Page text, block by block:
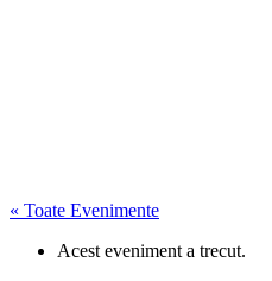
« Toate Evenimente
Acest eveniment a trecut.